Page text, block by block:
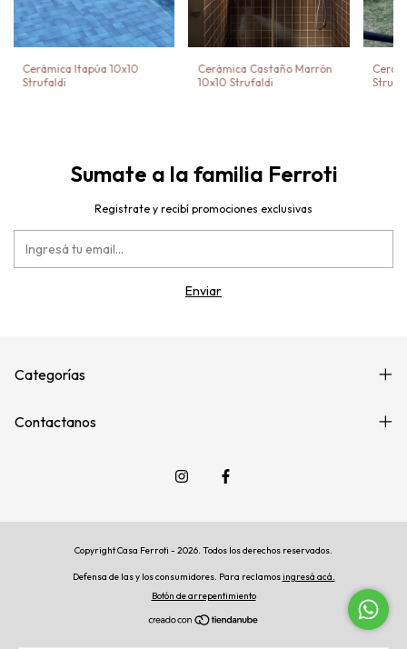
Cerámica Itapúa 10x10
Strufaldi
Cerámica Castaño Marrón
10x10 Strufaldi
Sumate a la familia Ferroti
Registrate y recibí promociones exclusivas
Categorías
Contactanos
Copyright Casa Ferroti - 2026. Todos los derechos reservados.
Defensa de las y los consumidores. Para reclamosingresá acá.
Botón de arrepentimiento